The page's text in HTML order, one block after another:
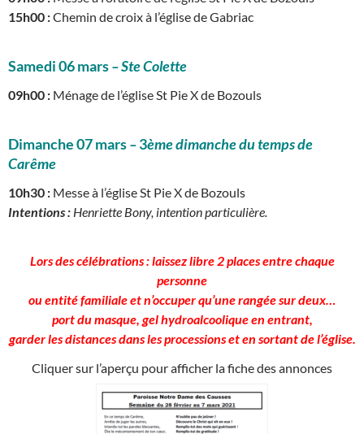
15h00 :Chemin de croix à l’église de Gabriac
Samedi 06 mars–Ste Colette
09h00 : Ménage de l’église St Pie X de Bozouls
Dimanche 07 mars–3ème dimanche du temps de
Carême
10h30 : Messe à l’église St Pie X de Bozouls
Intentions : Henriette Bony, intention particulière.
Lors des célébrations : laissez libre 2 places entre chaque
personne
ou entité familiale et n’occuper qu’une rangée sur deux…
port du masque, gel hydroalcoolique en entrant,
garder les distances dans les processions et en sortant de l’église.
Cliquer sur l’aperçu pour afficher la fiche des annonces